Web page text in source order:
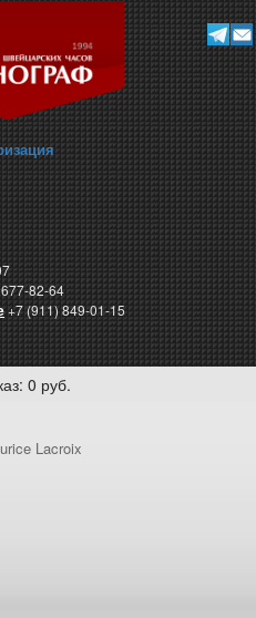
82-64
+7 (911) 849-01-15
0 руб.
Lacroix